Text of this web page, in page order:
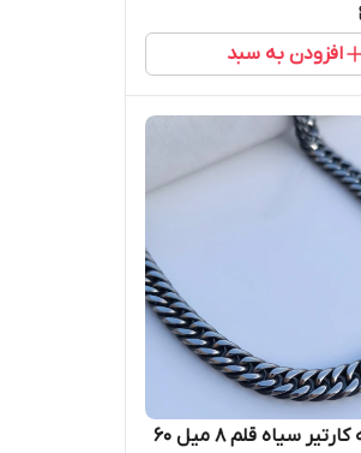
افزودن به سبد
زنجیر مردانه کارتیر سیاه قلم ۸ میل ۶۰